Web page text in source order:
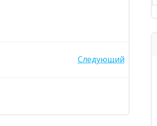
Следующий